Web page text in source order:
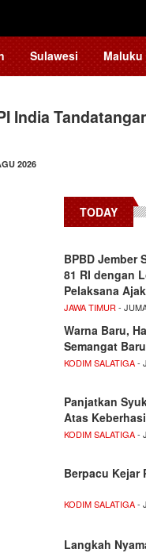
Sulawesi Maluku
India
2026
TODAY
BPBD Jember
81 RI dengan
Pelaksana
JAWA TIMUR -
Warna Baru,
Semangat Baru
KODIM SALATIGA-
Panjatkan
Atas
KODIM SALATIGA-
Berpacu Kejar
KODIM SALATIGA-
Langkah